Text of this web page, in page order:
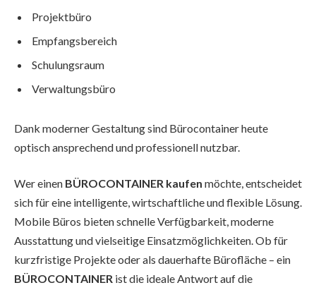
Projektbüro
Empfangsbereich
Schulungsraum
Verwaltungsbüro
Dank moderner Gestaltung sind Bürocontainer heute
optisch ansprechend und professionell nutzbar.
Wer einen BÜROCONTAINER kaufen möchte, entscheidet
sich für eine intelligente, wirtschaftliche und flexible Lösung.
Mobile Büros bieten schnelle Verfügbarkeit, moderne
Ausstattung und vielseitige Einsatzmöglichkeiten. Ob für
kurzfristige Projekte oder als dauerhafte Bürofläche – ein
BÜROCONTAINER ist die ideale Antwort auf die